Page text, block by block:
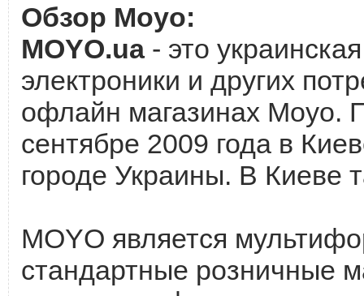
Обзор Moyo:
MOYO.ua- это
электроники и других
офлайн магазинах Moyo.
сентябре 2009 года в
городе Украины. В Киеве
MOYO является
стандартные розничные